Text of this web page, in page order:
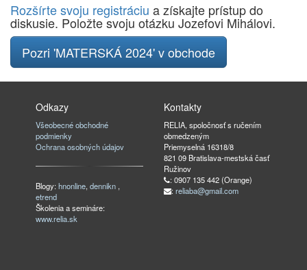
Rozšírte svoju registráciu a získajte prístup do
diskusie. Položte svoju otázku Jozefovi Mihálovi.
Pozri 'MATERSKÁ 2024' v obchode
Odkazy
Všeobecné obchodné
podmienky
Ochrana osobných údajov
Blogy:hnonline,dennikn ,
etrend
Školenia a semináre:
www.relia.sk
Kontakty
RELIA, spoločnosť s ručením
obmedzeným
Priemyselná 16318/8
821 09 Bratislava-mestská časť
Ružinov
: 0907 135 442 (Orange)
: reliaba@gmail.com